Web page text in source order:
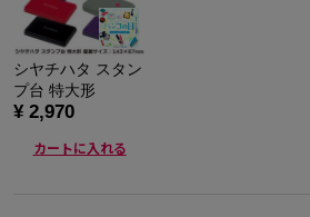
シヤチハタ スタン
プ台 特大形
¥ 2,970
カートに入れる